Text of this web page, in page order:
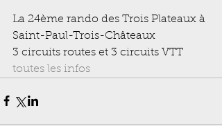
La 24ème rando des Trois Plateaux à
Saint-Paul-Trois-Châteaux
3 circuits routes et 3 circuits VTT
toutes les infos